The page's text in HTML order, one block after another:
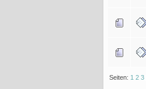
Seiten: 1 2 3